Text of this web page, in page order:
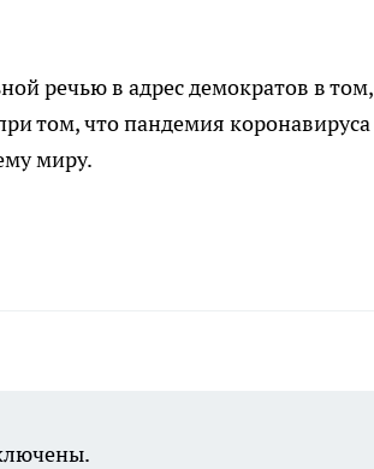
речью в адрес демократов в том,
том, что пандемия коронавируса
миру.